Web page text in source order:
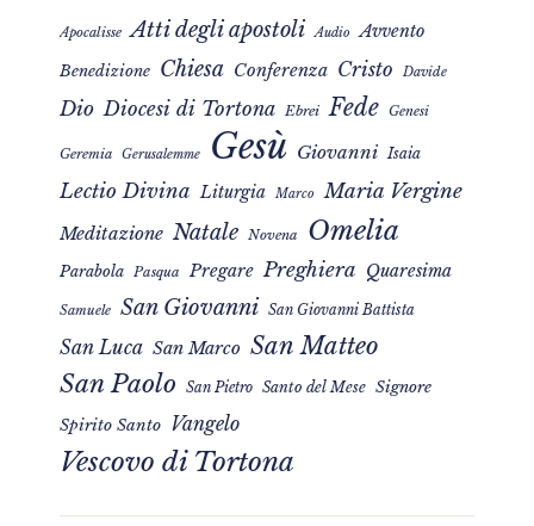
Apocalisse Atti degli apostoli Audio Avvento
Benedizione Chiesa Conferenza Cristo Davide
Dio Diocesi di Tortona Ebrei Fede Genesi
Geremia Gerusalemme Gesù Giovanni Isaia
Lectio Divina Liturgia Marco Maria Vergine
Meditazione Natale Novena Omelia
Parabola Pasqua Pregare Preghiera Quaresima
Samuele San Giovanni San Giovanni Battista
San Luca San Marco San Matteo
San Paolo San Pietro Santo del Mese Signore
Spirito Santo Vangelo
Vescovo di Tortona